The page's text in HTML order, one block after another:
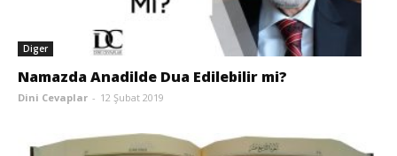
Diger
Namazda Anadilde Dua Edilebilir mi?
Dini Cevaplar - 12 Şubat 2019